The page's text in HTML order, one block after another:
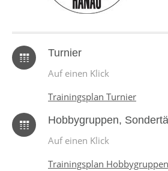
Turnier
Auf einen Klick
Trainingsplan Turnier
Hobbygruppen,
Auf einen Klick
Trainingsplan